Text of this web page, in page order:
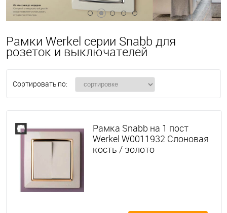
Рамки Werkel серии Snabb для
розеток и выключателей
Сортировать по:
Рамка Snabb на 1 пост
Werkel W0011932 Слоновая
кость / золото